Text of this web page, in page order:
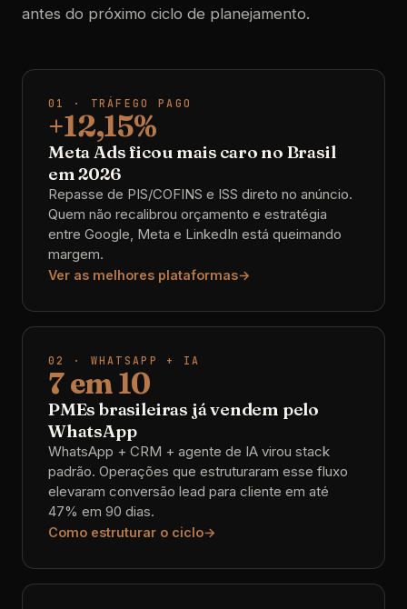
antes do próximo ciclo de planejamento.
01 · TRÁFEGO PAGO
+12,15%
Meta Ads ficou mais caro no Brasil
em 2026
Repasse de PIS/COFINS e ISS direto no anúncio.
Quem não recalibrou orçamento e estratégia
entre Google, Meta e LinkedIn está queimando
margem.
Ver as melhores plataformas
02 · WHATSAPP + IA
7 em 10
PMEs brasileiras já vendem pelo
WhatsApp
WhatsApp + CRM + agente de IA virou stack
padrão. Operações que estruturaram esse fluxo
elevaram conversão lead para cliente em até
47% em 90 dias.
Como estruturar o ciclo